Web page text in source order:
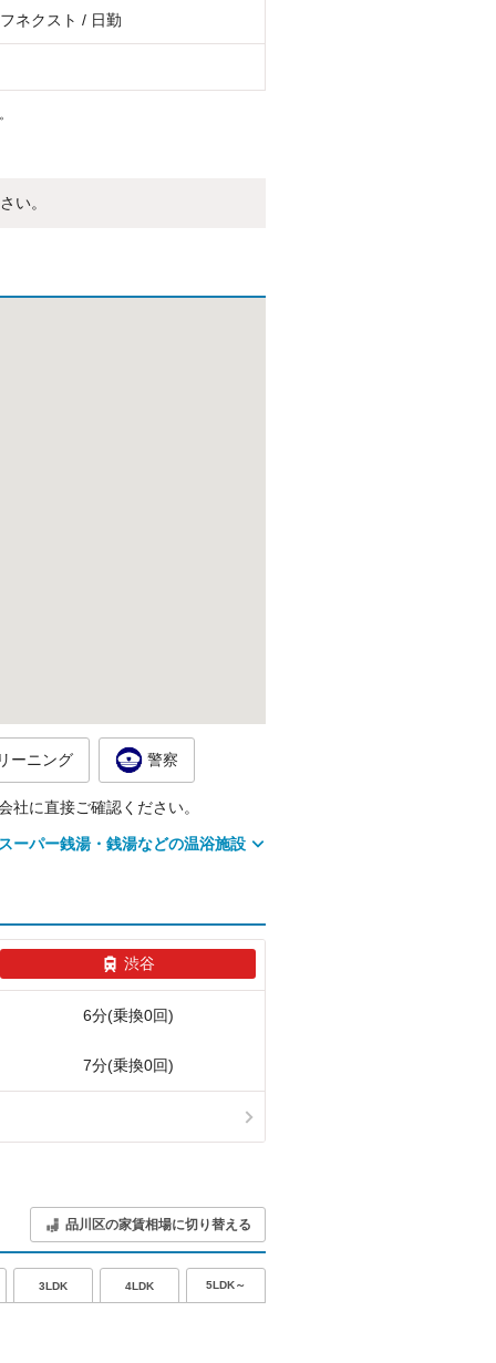
ネクスト / 日勤
い。
ーニング 警察
に直接ご確認ください。
ーパー銭湯・銭湯などの温浴施設
渋谷
6分(乗換0回)
7分(乗換0回)
品川区の家賃相場に切り替える
3LDK 4LDK 5LDK～